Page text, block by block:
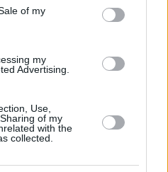
of my
my
Advertising.
Use,
of my
with the
collected.
μετακινήθηκε
Ακτής στο Καβούρι,
πως η
θέση του εμπόδιζε
παραδέχεται πως
τη μια λωρίδα. Ο